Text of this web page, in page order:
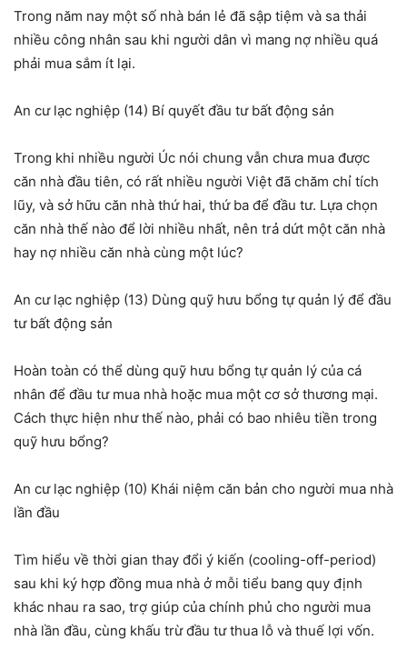
Trong năm nay một số nhà bán lẻ đã sập tiệm và sa thải
nhiều công nhân sau khi người dân vì mang nợ nhiều quá
phải mua sắm ít lại.
An cư lạc nghiệp (14) Bí quyết đầu tư bất động sản
Trong khi nhiều người Úc nói chung vẫn chưa mua được
căn nhà đầu tiên, có rất nhiều người Việt đã chăm chỉ tích
lũy, và sở hữu căn nhà thứ hai, thứ ba để đầu tư. Lựa chọn
căn nhà thế nào để lời nhiều nhất, nên trả dứt một căn nhà
hay nợ nhiều căn nhà cùng một lúc?
An cư lạc nghiệp (13) Dùng quỹ hưu bổng tự quản lý để đầu
tư bất động sản
Hoàn toàn có thể dùng quỹ hưu bổng tự quản lý của cá
nhân để đầu tư mua nhà hoặc mua một cơ sở thương mại.
Cách thực hiện như thế nào, phải có bao nhiêu tiền trong
quỹ hưu bổng?
An cư lạc nghiệp (10) Khái niệm căn bản cho người mua nhà
lần đầu
Tìm hiểu về thời gian thay đổi ý kiến (cooling-off-period)
sau khi ký hợp đồng mua nhà ở mỗi tiểu bang quy định
khác nhau ra sao, trợ giúp của chính phủ cho người mua
nhà lần đầu, cùng khấu trừ đầu tư thua lỗ và thuế lợi vốn.